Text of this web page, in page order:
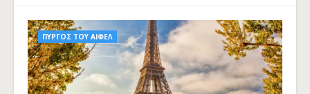
ΠΥΡΓΟΣ ΤΟΥ ΑΙΦΕΛ